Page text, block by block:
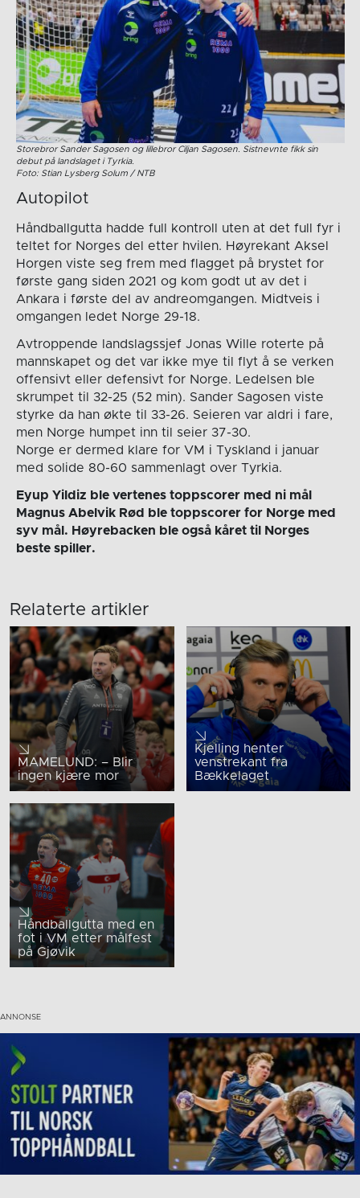
Storebror Sander Sagosen og lillebror Ciljan Sagosen. Sistnevnte fikk sin
debut på landslaget i Tyrkia.
Foto: Stian Lysberg Solum / NTB
Autopilot
Håndballgutta hadde full kontroll uten at det full fyr i
teltet for Norges del etter hvilen. Høyrekant Aksel
Horgen viste seg frem med flagget på brystet for
første gang siden 2021 og kom godt ut av det i
Ankara i første del av andreomgangen. Midtveis i
omgangen ledet Norge 29-18.
Avtroppende landslagssjef Jonas Wille roterte på
mannskapet og det var ikke mye til flyt å se verken
offensivt eller defensivt for Norge. Ledelsen ble
skrumpet til 32-25 (52 min). Sander Sagosen viste
styrke da han økte til 33-26. Seieren var aldri i fare,
men Norge humpet inn til seier 37-30.
Norge er dermed klare for VM i Tyskland i januar
med solide 80-60 sammenlagt over Tyrkia.
Eyup Yildiz ble vertenes toppscorer med ni mål
Magnus Abelvik Rød ble toppscorer for Norge med
syv mål. Høyrebacken ble også kåret til Norges
beste spiller.
Relaterte artikler
MAMELUND: – Blir
ingen kjære mor
Kjelling henter
venstrekant fra
Bækkelaget
Håndballgutta med en
fot i VM etter målfest
på Gjøvik